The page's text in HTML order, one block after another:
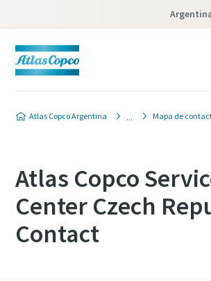
Atlas Copco Argentina Mapa de
Atlas Copco
Center Czech
Contact